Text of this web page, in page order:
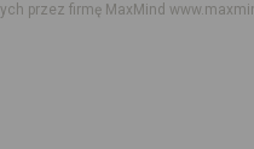
przez firmę MaxMind